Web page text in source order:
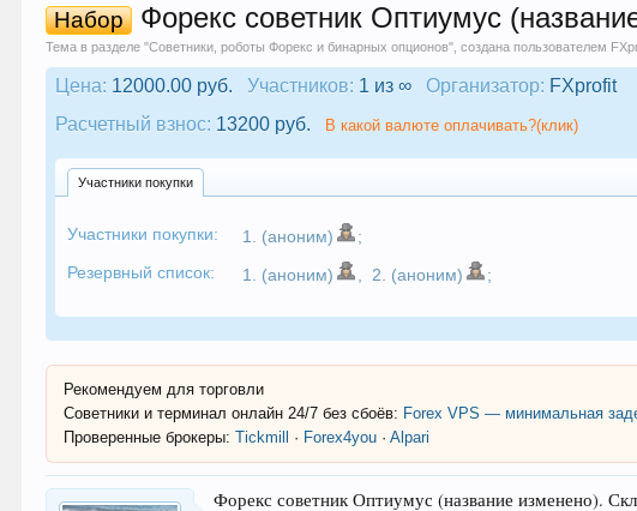
Набор Форекс советник Оптиумус
Тема в разделе "Советники, роботы Форекс и бинарных опционов", создана пользователем
Цена: 12000.00 руб. Участников: 1 из ∞ Организатор: FXprofit
Расчетный взнос: 13200 руб. В какой валюте оплачивать?(клик)
Участники покупки
Участники покупки: 1. (аноним)
;
Резервный список:
1. (аноним) 2. (аноним) ;
Рекомендуем для торговли
Советники и терминал онлайн 24/7 без сбоёв: Forex VPS — минимальная
Проверенные брокеры: Tickmill · Forex4you ·Alpari
Форекс советник Оптиумус (название изменено).